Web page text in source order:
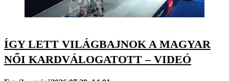
ÍGY LETT VILÁGBAJNOK A MAGYAR
NŐI KARDVÁLOGATOTT – VIDEÓ